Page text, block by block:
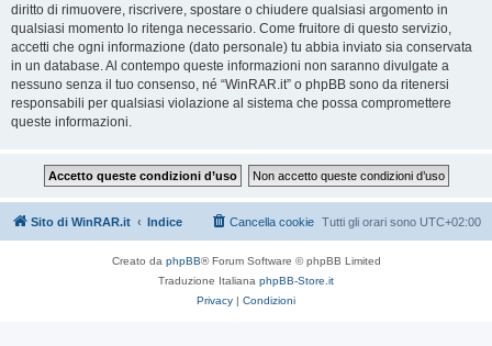
diritto di rimuovere, riscrivere, spostare o chiudere qualsiasi argomento in
qualsiasi momento lo ritenga necessario. Come fruitore di questo servizio,
accetti che ogni informazione (dato personale) tu abbia inviato sia conservata
in un database. Al contempo queste informazioni non saranno divulgate a
nessuno senza il tuo consenso, né “WinRAR.it” o phpBB sono da ritenersi
responsabili per qualsiasi violazione al sistema che possa compromettere
queste informazioni.
Sito di WinRAR.it Indice Tutti gli orari sono UTC+02:00
Cancella cookie
Creato da phpBB® Forum Software © phpBB Limited
Traduzione Italiana phpBB-Store.it
Privacy | Condizioni